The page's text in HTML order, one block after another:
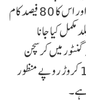
ہاؤس کے لئے 24 کروڑ روپئے منظور کئے گئے ہیں اور اس کا 80 فیصد کام
کیا جانا
گنٹور میں کرسچن
بھون، جس کے لیے پچھلی ٹی ڈی پی حکومت نے 16 کروڑ روپے منظور